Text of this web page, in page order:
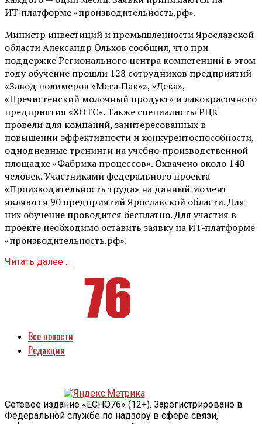
ИТ‑платформе «производительность.рф».
Министр инвестиций и промышленности Ярославской
области Александр Ольхов сообщил, что при
поддержке Регионального центра компетенций в этом
году обучение прошли 128 сотрудников предприятий
«Завод полимеров «Мега‑Пак»», «Дека»,
«Пречистенский молочный продукт» и лакокрасочного
предприятия «ХОТС». Также специалисты РЦК
провели для компаний, заинтересованных в
повышении эффективности и конкурентоспособности,
однодневные тренинги на учебно‑производственной
площадке «Фабрика процессов». Охвачено около 140
человек. Участниками федерального проекта
«Производительность труда» на данный момент
являются 90 предприятий Ярославской области. Для
них обучение проводится бесплатно. Для участия в
проекте необходимо оставить заявку на ИТ‑платформе
«производительность.рф».
Читать далее ...
Все новости
Редакция
Сетевое издание «ECHO76» (12+). Зарегистрировано в
Федеральной службе по надзору в сфере связи,